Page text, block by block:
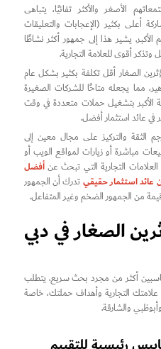
الأصغر والأكثر تفانيًا، يتباهى
أعلى بكثير (الإعجابات والتعليقات
الأكبر. يشير هذا إلى جمهور أكثر نشاطًا
أقوى للعلامة التجارية.
الصغار أقل تكلفة بكثير بشكل عام
مما يجعله متاحًا للشركات الصغيرة
الأكبر بتشغيل حملات متعددة في وقت
عائد استثمار أفضل.
الثقة والتركيز على مجال معين إلى
مباشرة أو زيارات لمواقع الويب أو
العلامات التجارية التي تبحث عنأفضل
عائد استثمار حقيقيتدرك أن الجمهور
من الجمهور الضخم وغير المتفاعل.
الصغار في دبي
أكثر من مجرد بحث سريع. يتطلب
علامتك التجارية وأهداف حملتك، خاصة
والشارقة.